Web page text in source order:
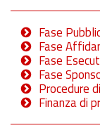
Fase
Fase
Fase
Fase
Procedure
Finanza di